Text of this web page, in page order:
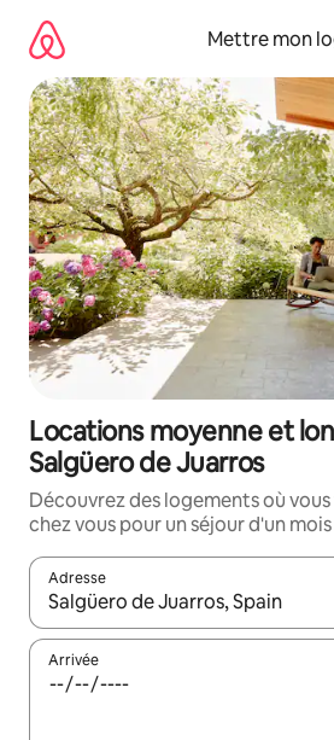
directement
contenu
Mettre mon
Locations moyenne et
Salgüero de Juarros
Découvrez des logements où
chez vous pour un séjour d'un
Adresse
Lorsque les résultats s'affichent,
Arrivée